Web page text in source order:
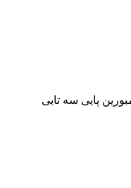
پایی سه تایی